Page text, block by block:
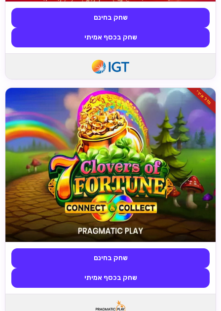
שחק בחינם
שחק בכסף אמיתי
מזל אירי
שחק בחינם
שחק בכסף אמיתי